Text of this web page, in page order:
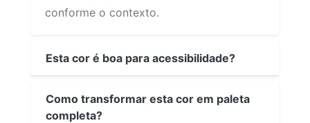
conforme o contexto.
Esta cor é boa para acessibilidade?
Como transformar esta cor em paleta
completa?